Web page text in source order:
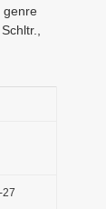
genre
27